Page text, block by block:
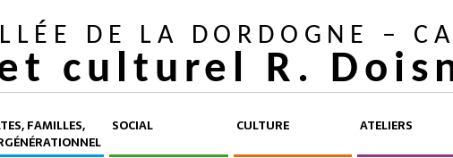
DE LA DORDOGNE –
culturel R.
FAMILLES,
SOCIAL CULTURE ATELIERS